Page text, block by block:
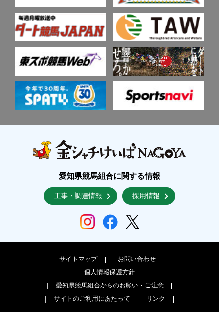
愛知県競馬組合に関する情報
工事・調達情報 採用情報
サイトマップ
お問い合わせ
個人情報保護方針
愛知県競馬組合からのお願い・ご注意
サイトのご利用にあたって
リンク